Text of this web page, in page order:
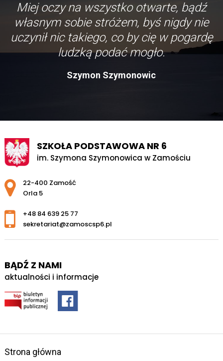
Miej oczy na wszystko otwarte, bądź
własnym sobie stróżem, byś nigdy nie
uczynił nic takiego, co by cię w pogardę
ludzką podać mogło.
Szymon Szymonowic
SZKOŁA PODSTAWOWA NR 6
im. Szymona Szymonowica w Zamościu
Adres pocztowy:
22-400 Zamość
Orla 5
+48 84 639 25 77
sekretariat@zamoscsp6.pl
BĄDŹ Z NAMI
aktualności i informacje
Strona główna